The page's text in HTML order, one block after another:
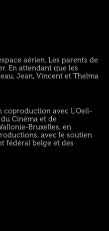
aérien. Les parents de
En attendant que les
Jean, Vincent et Thelma
coproduction avec L'Oeil-
Cinéma et de
Bruxelles, en
avec le soutien
fédéral belge et des